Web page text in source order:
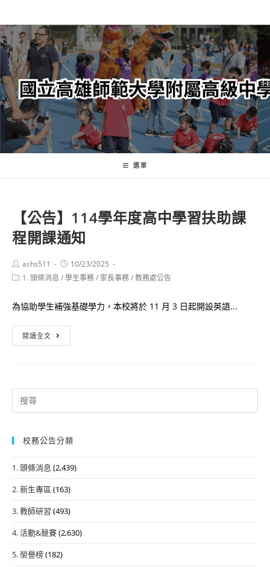
轉
至
主
內
容
選單
【公告】114學年度高中學習扶助課
程開課通知
Post
author:
ashs511
Post
published:
10/23/2025
Post1. 頭條消息 /學生事務/ 家長事務/教務處公告
為協助學生補強基礎學力，本校將於 11 月 3 日起開設英語...
閱讀全文
告】
年
中
習
課
程
Search
for:
校務公告分類
1. 頭條消息 (2,439)
2. 新生專區 (163)
3. 教師研習 (493)
4. 活動&競賽(2,630)
5. 榮譽榜(182)